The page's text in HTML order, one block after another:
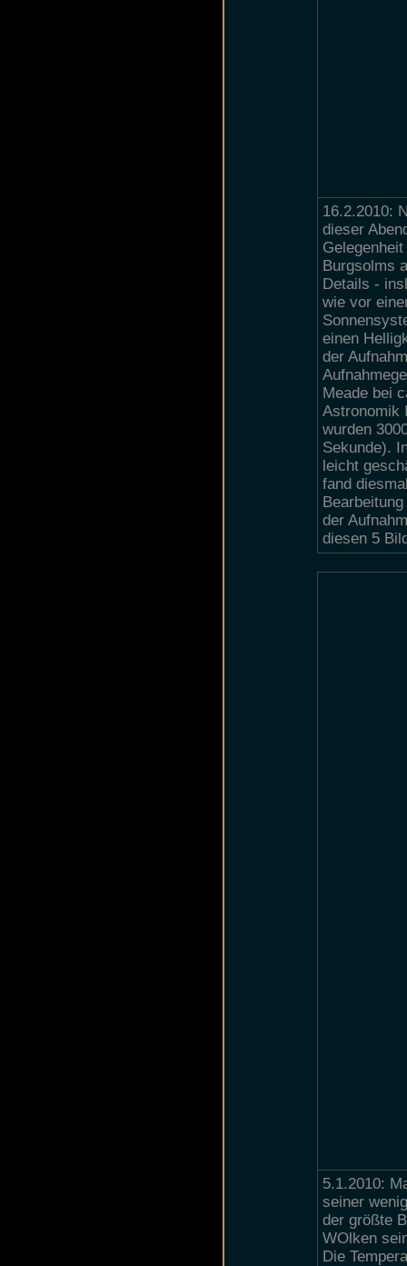
16.2.2010:
dieser
Burgsolms
Details -
wie vor
einen
der
Meade bei
Astronomik
wurden
Sekunde).
leicht
fand
der
diesen 5
5.1.2010:
seiner
der größte
WOlken
Die